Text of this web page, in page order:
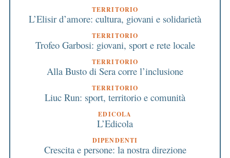
TERRITORIO
L’Elisir d’amore: cultura, giovani e solidarietà
TERRITORIO
Trofeo Garbosi: giovani, sport e rete locale
TERRITORIO
Alla Busto di Sera corre l’inclusione
TERRITORIO
Liuc Run: sport, territorio e comunità
EDICOLA
L’Edicola
DIPENDENTI
Crescita e persone: la nostra direzione